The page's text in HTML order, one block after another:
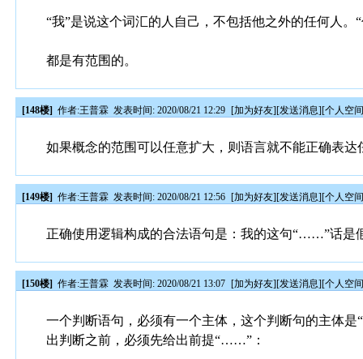
“我”是说这个词汇的人自己，不包括他之外的任何人
都是有范围的。
[148楼] 作者:王普霖 发表时间: 2020/08/21 12:29 [加为好友][发送消息][个人空
如果概念的范围可以任意扩大，则语言就不能正确表达
[149楼] 作者:王普霖 发表时间: 2020/08/21 12:56 [加为好友][发送消息][个人空
正确使用逻辑构成的合法语句是：我的这句“……”话是
[150楼] 作者:王普霖 发表时间: 2020/08/21 13:07 [加为好友][发送消息][个人空
一个判断语句，必须有一个主体，这个判断句的主体
出判断之前，必须先给出前提“……”：